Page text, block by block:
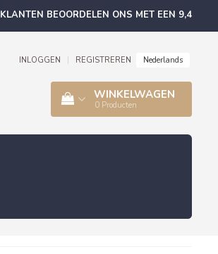
KLANTEN BEOORDELEN ONS MET EEN 9,4
INLOGGEN REGISTREREN Nederlands
WINKELWAGEN
0 Producten